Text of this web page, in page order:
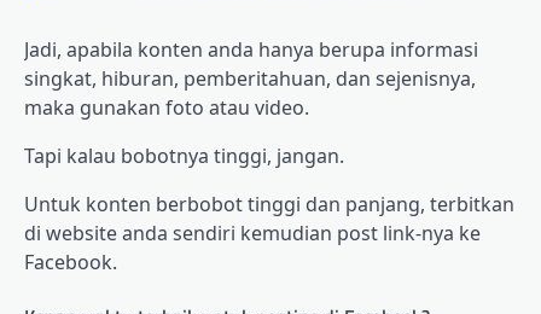
Jadi, apabila konten anda hanya berupa informasi
singkat, hiburan, pemberitahuan, dan sejenisnya,
maka gunakan foto atau video.
Tapi kalau bobotnya tinggi, jangan.
Untuk konten berbobot tinggi dan panjang, terbitkan
di website anda sendiri kemudian post link-nya ke
Facebook.